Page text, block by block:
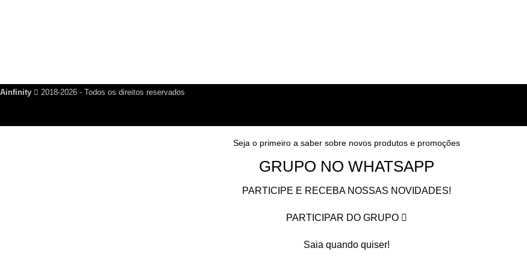
Ainfinity 2018-2026 - Todos os direitos reservados
Seja o primeiro a saber sobre novos produtos e promoções
GRUPO NO WHATSAPP
PARTICIPE E RECEBA NOSSAS NOVIDADES!
PARTICIPAR DO GRUPO
Saia quando quiser!